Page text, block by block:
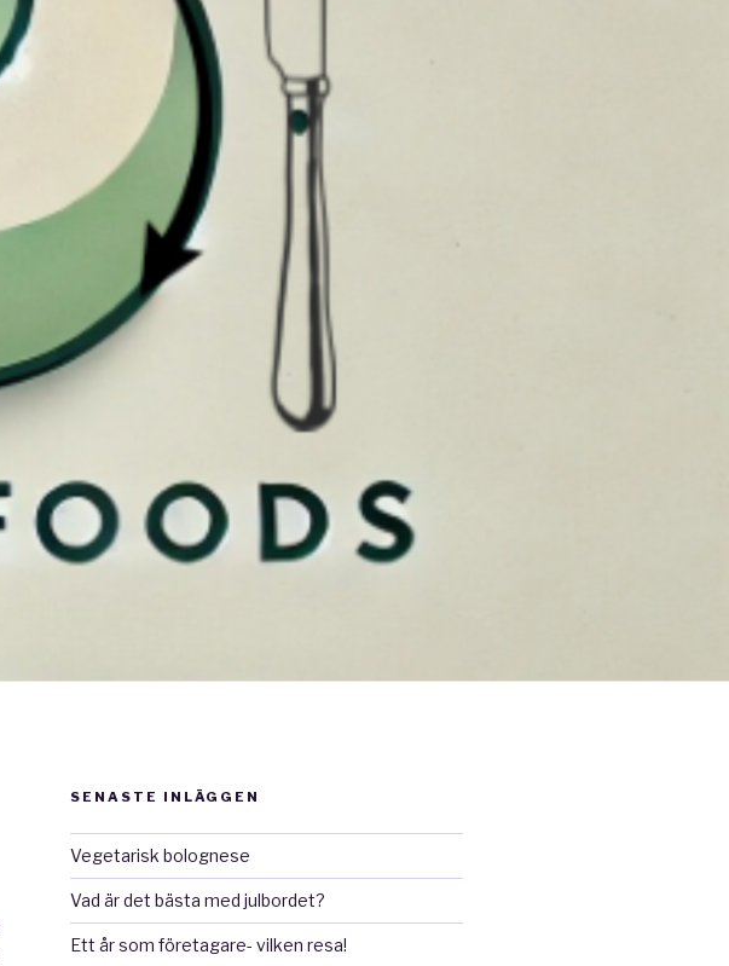
SENASTE INLÄGGEN
Vegetarisk bolognese
Vad är det bästa med julbordet?
Ett år som företagare- vilken resa!